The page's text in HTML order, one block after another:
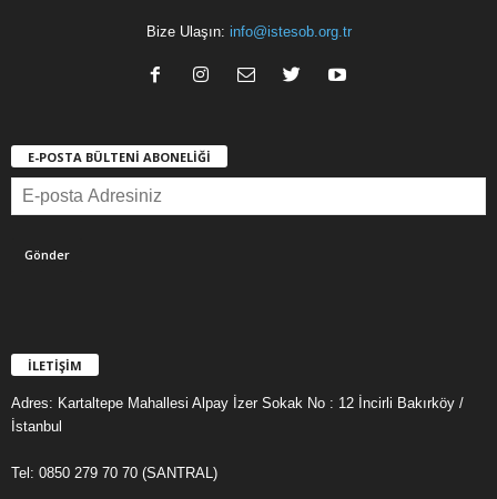
Bize Ulaşın: info@istesob.org.tr
E-POSTA BÜLTENİ ABONELİĞİ
İLETİŞİM
Adres: Kartaltepe Mahallesi Alpay İzer Sokak No : 12 İncirli Bakırköy /
İstanbul
Tel: 0850 279 70 70 (SANTRAL)